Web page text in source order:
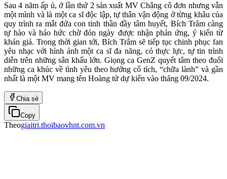
Sau 4 năm ấp ủ, ở lần thứ 2 sản xuất MV Chẳng cô đơn nhưng vẫn
một mình và là một ca sĩ độc lập, tự thân vận động ở từng khâu của
quy trình ra mắt đứa con tinh thần đầy tâm huyết, Bích Trâm càng
tự hào và háo hức chờ đón ngày được nhận phản ứng, ý kiến từ
khán giả. Trong thời gian tới, Bích Trâm sẽ tiếp tục chinh phục fan
yêu nhạc với hình ảnh một ca sĩ đa năng, có thực lực, tự tin trình
diễn trên những sân khấu lớn. Giọng ca GenZ quyết tâm theo đuổi
những ca khúc về tình yêu theo hướng cổ tích, “chữa lành” và gần
nhất là một MV mang tên Hoàng tử dự kiến vào tháng 09/2024.
Chia sẻ
Copy
Theogiaitri.thoibaovhnt.com.vn